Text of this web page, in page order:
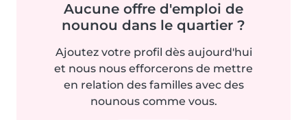
Aucune offre d'emploi de
nounou dans le quartier ?
Ajoutez votre profil dès aujourd'hui
et nous nous efforcerons de mettre
en relation des familles avec des
nounous comme vous.